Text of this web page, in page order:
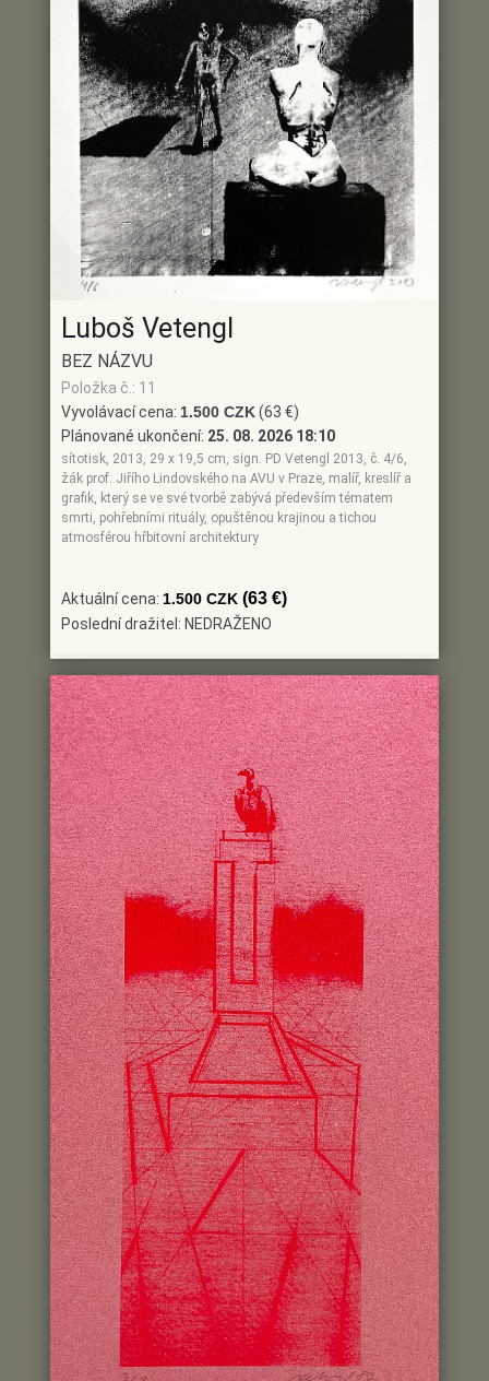
Luboš Vetengl
BEZ NÁZVU
Položka č.: 11
Vyvolávací cena: 1.500 CZK(63 €)
Plánované ukončení: 25. 08. 2026 18:10
sítotisk, 2013, 29 x 19,5 cm, sign. PD Vetengl 2013, č. 4/6,
žák prof. Jiřího Lindovského na AVU v Praze, malíř, kreslíř a
grafik, který se ve své tvorbě zabývá především tématem
smrti, pohřebními rituály, opuštěnou krajinou a tichou
atmosférou hřbitovní architektury
Aktuální cena: 1.500 CZK (63 €)
Poslední dražitel: NEDRAŽENO